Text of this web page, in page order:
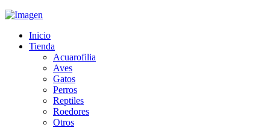
Inicio
Tienda
Acuarofilia
Aves
Gatos
Perros
Reptiles
Roedores
Otros